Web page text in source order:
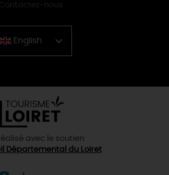
Contactez-nous
English
Chinese
avec le soutien
Départemental du Loiret